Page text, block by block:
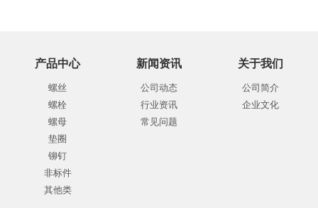
产品中心
螺丝
螺栓
螺母
垫圈
铆钉
非标件
其他类
新闻资讯
公司动态
行业资讯
常见问题
关于我们
公司简介
企业文化